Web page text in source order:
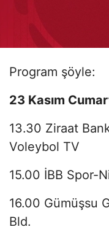
Program şöyle:
23 Kasım
13.30 Ziraat
Voleybol TV
15.00 İBB Spor-
16.00 Gümüşsu
Bld.